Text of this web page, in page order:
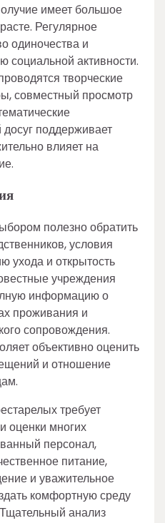
имеет большое
Регулярное
одиночества и
социальной активности.
творческие
совместный просмотр
поддерживает
влияет на
полезно обратить
условия
ухода и открытость
учреждения
информацию о
проживания и
сопровождения.
объективно оценить
и отношение
требует
оценки многих
персонал,
питание,
и уважительное
комфортную среду
анализ